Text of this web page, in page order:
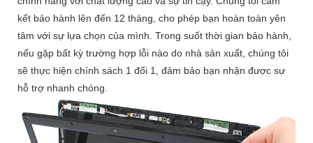
kết bảo hành lên đến 12 tháng, cho phép bạn hoàn toàn yên
tâm với sự lựa chọn của mình. Trong suốt thời gian bảo hành,
nếu gặp bất kỳ trường hợp lỗi nào do nhà sản xuất, chúng tôi
sẽ thực hiện chính sách 1 đổi 1, đảm bảo bạn nhận được sự
hỗ trợ nhanh chóng.